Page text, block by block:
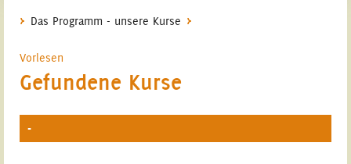
Das Programm - unsere Kurse
Vorlesen
Gefundene Kurse
-